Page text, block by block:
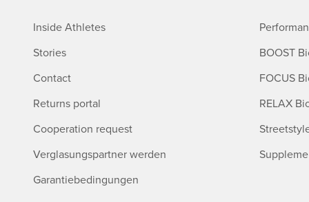
Inside Athletes
Stories
Contact
Returns portal
Cooperation request
Verglasungspartner werden
Garantiebedingungen
BOOST
FOCUS
RELAX